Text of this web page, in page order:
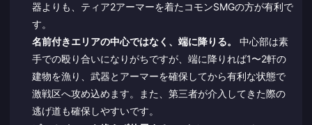
器よりも、ティア2アーマーを着たコモンSMGの方が有利で
す。
名前付きエリアの中心ではなく、端に降りる。
中心部は素
手での殴り合いになりがちですが、端に降りれば1〜2軒の
建物を漁り、武器とアーマーを確保してから有利な状態で
激戦区へ攻め込めます。また、第三者が介入してきた際の
逃げ道も確保しやすいです。